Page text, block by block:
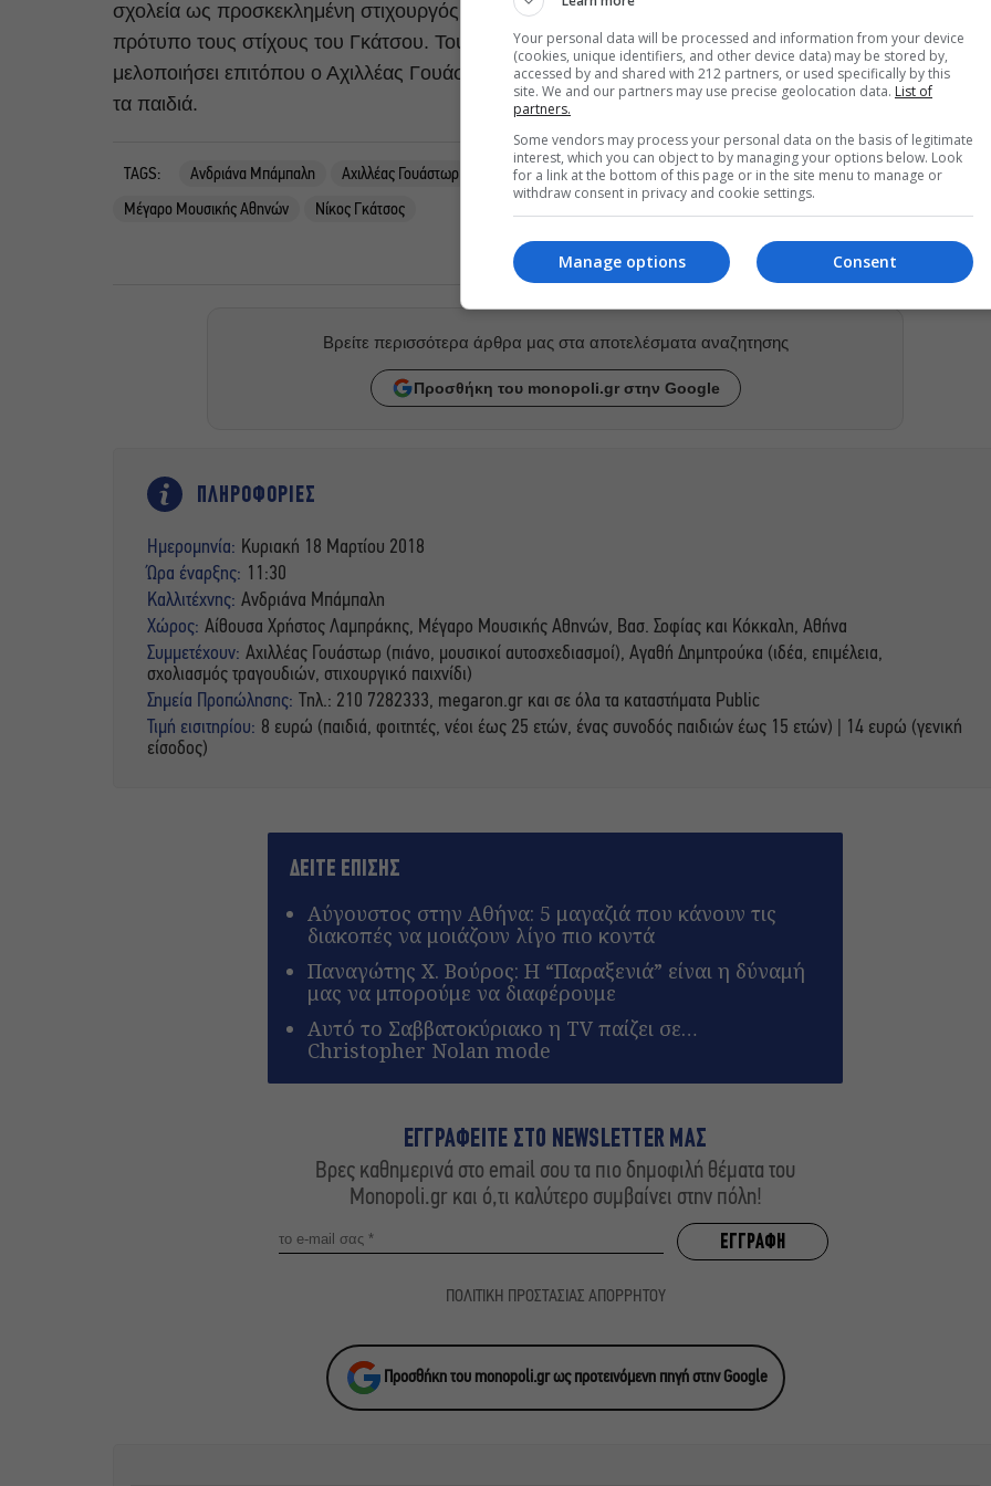
σχολεία ως προσκεκλημένη στιχουργός και συγγραφέας, όσο και σε κύκλους σεμιναρίων, πάντα με
πρότυπο τους στίχους του Γκάτσου. Τους στίχους που θα προκύψουν από το παιχνίδι, θα τους
μελοποιήσει επιτόπου ο Αχιλλέας Γουάστωρ και θα τους τραγουδήσει η Ανδριάνα Μπάμπαλη με όλα
τα παιδιά.
TAGS: Ανδριάνα Μπάμπαλη Αχιλλέας Γουάστωρ δραστηριότητες για παιδιά
Κυριακή πρωί στο Μέγαρο
Μέγαρο Μουσικής Αθηνών
Νίκος Γκάτσος
Βρείτε περισσότερα άρθρα μας στα αποτελέσματα αναζητησης
Προσθήκη του monopoli.gr στην Google
ΠΛΗΡΟΦΟΡΙΕΣ
Ημερομηνία: Κυριακή 18 Μαρτίου 2018
Ώρα έναρξης: 11:30
Καλλιτέχνης: Ανδριάνα Μπάμπαλη
Χώρος: Αίθουσα Χρήστος Λαμπράκης, Μέγαρο Μουσικής Αθηνών, Βασ. Σοφίας και Κόκκαλη, Αθήνα
Συμμετέχουν: Αχιλλέας Γουάστωρ (πιάνο, μουσικοί αυτοσχεδιασμοί), Αγαθή Δημητρούκα (ιδέα, επιμέλεια,
σχολιασμός τραγουδιών, στιχουργικό παιχνίδι)
Σημεία Προπώλησης: Τηλ.: 210 7282333, megaron.gr και σε όλα τα καταστήματα Public
Τιμή εισιτηρίου: 8 ευρώ (παιδιά, φοιτητές, νέοι έως 25 ετών, ένας συνοδός παιδιών έως 15 ετών) | 14 ευρώ (γενική
είσοδος)
ΔΕΙΤΕ ΕΠΙΣΗΣ
Αύγουστος στην Αθήνα: 5 μαγαζιά που κάνουν τις
διακοπές να μοιάζουν λίγο πιο κοντά
Παναγώτης Χ. Βούρος: Η “Παραξενιά” είναι η δύναμή
μας να μπορούμε να διαφέρουμε
Αυτό το Σαββατοκύριακο η TV παίζει σε…
Christopher Nolan mode
ΕΓΓΡΑΦΕΙΤΕ ΣΤΟ NEWSLETTER ΜΑΣ
Βρες καθημερινά στο email σου τα πιο δημοφιλή θέματα του
Monopoli.gr και ό,τι καλύτερο συμβαίνει στην πόλη!
ΠΟΛΙΤΙΚΗ ΠΡΟΣΤΑΣΙΑΣ ΑΠΟΡΡΗΤΟΥ
Προσθήκη του monopoli.gr ως προτεινόμενη πηγή στην Google
Your personal data will be processed and information from your device
(cookies, unique identifiers, and other device data) may be stored by,
accessed by and shared with 212 partners, or used specifically by this
site. We and our partners may use precise geolocation data. List of
partners.
Some vendors may process your personal data on the basis of legitimate
interest, which you can object to by managing your options below. Look
for a link at the bottom of this page or in the site menu to manage or
withdraw consent in privacy and cookie settings.
Consent
Manage options